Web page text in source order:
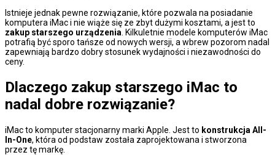
Istnieje jednak pewne rozwiązanie, które pozwala na posiadanie
komputera iMac i nie wiąże się ze zbyt dużymi kosztami, a jest to
zakup starszego urządzenia . Kilkuletnie modele komputerów iMac
potrafią być sporo tańsze od nowych wersji, a wbrew pozorom nadal
zapewniają bardzo dobry stosunek wydajności i niezawodności do
ceny.
Dlaczego zakup starszego iMac to
nadal dobre rozwiązanie?
iMac to komputer stacjonarny marki Apple. Jest to konstrukcja All-
In-One, która od podstaw została zaprojektowana i stworzona
przez tę markę.